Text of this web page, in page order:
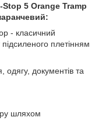
5 Orange Tramp
- класичний
плетінням
одягу, документів та
шляхом